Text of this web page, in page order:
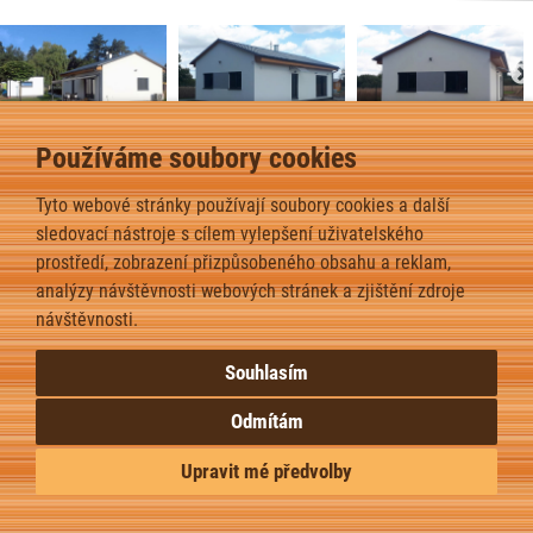
Používáme soubory cookies
Tyto webové stránky používají soubory cookies a další
sledovací nástroje s cílem vylepšení uživatelského
prostředí, zobrazení přizpůsobeného obsahu a reklam,
analýzy návštěvnosti webových stránek a zjištění zdroje
návštěvnosti.
Souhlasím
Odmítám
Upravit mé předvolby
Bungalov 9+ – Sadská – 2021
Dispozice domu je 3kk na zastavěné ploše 88,5m2.
zpět
Upravit nastavení cookies